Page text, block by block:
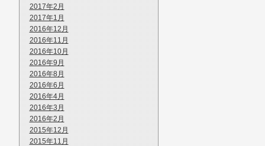
2017年2月
2017年1月
2016年12月
2016年11月
2016年10月
2016年9月
2016年8月
2016年6月
2016年4月
2016年3月
2016年2月
2015年12月
2015年11月